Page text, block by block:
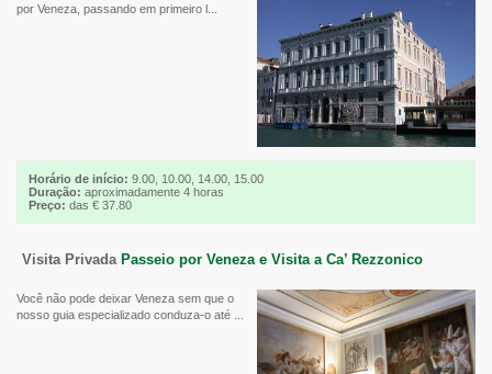
por Veneza, passando em primeiro l...
Horário de início: 9.00, 10.00, 14.00, 15.00
Duração: aproximadamente 4 horas
Preço: das € 37.80
Visita Privada Passeio por Veneza e Visita a Ca’ Rezzonico
Você não pode deixar Veneza sem que o
nosso guia especializado conduza-o até ...